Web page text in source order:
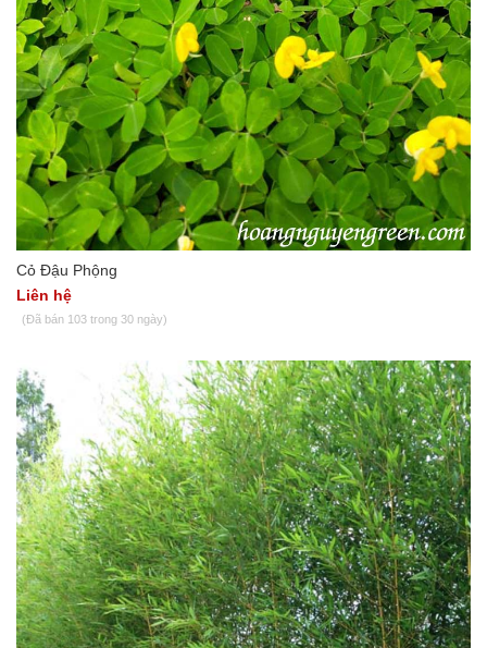
Cỏ Đậu Phộng
Liên hệ
(Đã bán 103 trong 30 ngày)